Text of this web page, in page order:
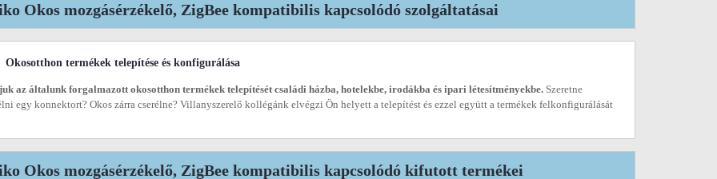
Okos mozgásérzékelő, ZigBee kompatibilis kapcsolódó szolgáltatásai
Okosotthon termékek telepítése és konfigurálása
az általunk forgalmazott okosotthon termékek telepítését családi házba, hotelekbe, irodákba és ipari létesítményekbe. Szeretne
egy konnektort? Okos zárra cserélne? Villanyszerelő kollégánk elvégzi Ön helyett a telepítést és ezzel együtt a termékek felkonfigurálását
Okos mozgásérzékelő, ZigBee kompatibilis kapcsolódó kifutott termékei